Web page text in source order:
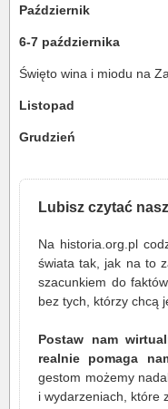
Październik
6-7 października
Święto wina i miodu na
Listopad
Grudzień
Lubisz czytać
Na historia.org.pl
świata tak, jak na to
szacunkiem do
bez tych, którzy chcą
Postaw nam
realnie pomaga
gestom możemy
i wydarzeniach, które